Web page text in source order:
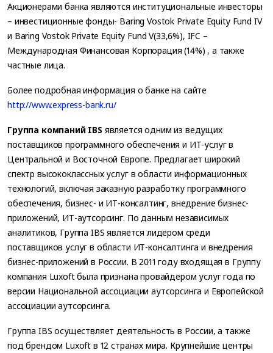
Акционерами банка являются институциональные инвесторы
– инвестиционные фонды- Baring Vostok Private Equity Fund IV
и Baring Vostok Private Equity Fund V(33,6%), IFC –
Международная Финансовая Корпорация (14%) , а также
частные лица.
Более подробная информация о банке на сайте
http://www.express-bank.ru/
Группа компаний IBSявляется одним из ведущих
поставщиков программного обеспечения и ИТ-услуг в
Центральной и Восточной Европе. Предлагает широкий
спектр высококлассных услуг в области информационных
технологий, включая заказную разработку программного
обеспечения, бизнес- и ИТ-консалтинг, внедрение бизнес-
приложений, ИТ-аутсорсинг. По данным независимых
аналитиков, Группа IBS является лидером среди
поставщиков услуг в области ИТ-консалтинга и внедрения
бизнес-приложений в России. В 2011 году входящая в Группу
компания Luxoft была признана провайдером услуг года по
версии Национальной ассоциации аутсорсинга и Европейской
ассоциации аутсорсинга.
Группа IBS осуществляет деятельность в России, а также
под брендом Luxoft в 12 странах мира. Крупнейшие центры